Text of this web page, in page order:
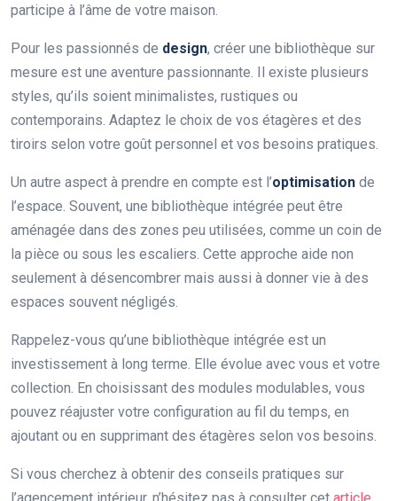
participe à l’âme de votre maison.
Pour les passionnés de design, créer une bibliothèque sur
mesure est une aventure passionnante. Il existe plusieurs
styles, qu’ils soient minimalistes, rustiques ou
contemporains. Adaptez le choix de vos étagères et des
tiroirs selon votre goût personnel et vos besoins pratiques.
Un autre aspect à prendre en compte est l’optimisation de
l’espace. Souvent, une bibliothèque intégrée peut être
aménagée dans des zones peu utilisées, comme un coin de
la pièce ou sous les escaliers. Cette approche aide non
seulement à désencombrer mais aussi à donner vie à des
espaces souvent négligés.
Rappelez-vous qu’une bibliothèque intégrée est un
investissement à long terme. Elle évolue avec vous et votre
collection. En choisissant des modules modulables, vous
pouvez réajuster votre configuration au fil du temps, en
ajoutant ou en supprimant des étagères selon vos besoins.
Si vous cherchez à obtenir des conseils pratiques sur